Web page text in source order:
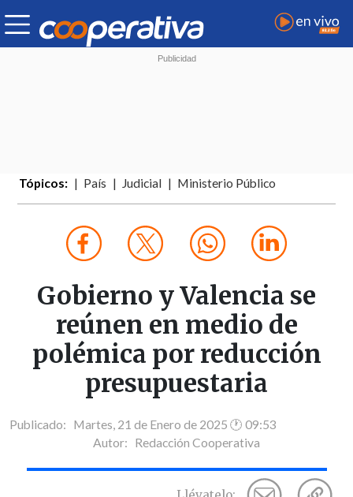
Tópicos: País Judicial Ministerio Público
Gobierno y Valencia se
reúnen en medio de
polémica por reducción
presupuestaria
Publicado: Martes, 21 de Enero de 2025 🕐 09:53
Autor: Redacción Cooperativa